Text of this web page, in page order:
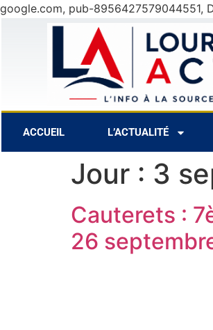
google.com, pub-8956427579044551,
7 Août 27°C
ACCUEIL L’ACTUALITÉ
Jour : 3
Cauterets :
26